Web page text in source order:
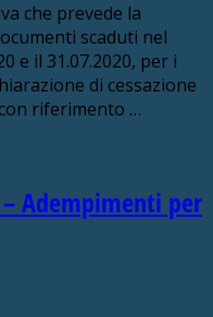
che prevede la
scaduti nel
e il 31.07.2020, per i
di cessazione
riferimento …
Adempimenti per